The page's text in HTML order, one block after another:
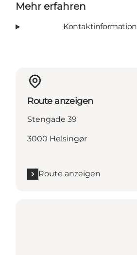
Mehr erfahren
Route anzeigen
Stengade 39
3000 Helsingør
Route anzeigen